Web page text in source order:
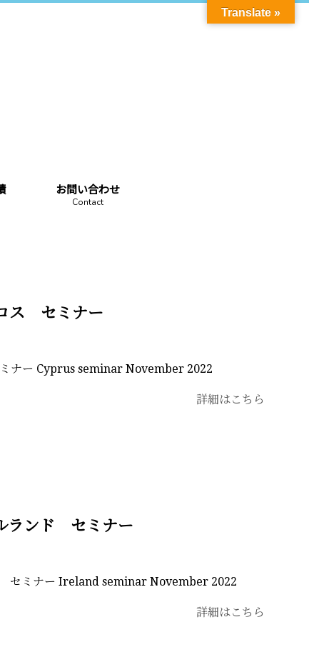
お問い合わせ
Contact
ス セミナー
ナー Cyprus seminar November 2022
詳細はこちら
ランド セミナー
セミナー Ireland seminar November 2022
詳細はこちら
Translate »